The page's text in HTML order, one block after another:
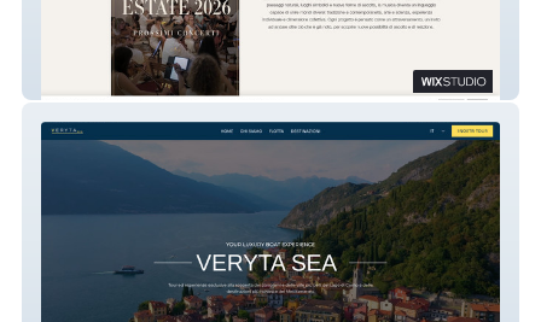
Orchestra d'Archi Blanc